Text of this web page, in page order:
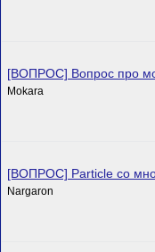
[ВОПРОС] Вопрос про
Mokara
[ВОПРОС] Particle со
Nargaron